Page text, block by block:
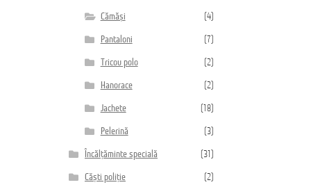
Cămăși (4)
Pantaloni (7)
Tricou polo (2)
Hanorace (2)
Jachete (18)
Pelerină (3)
Încălțăminte specială (31)
Căști poliție (2)